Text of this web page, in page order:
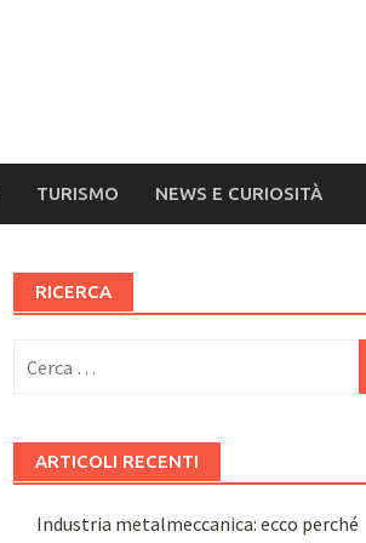
TURISMO NEWS E CURIOSITÀ
RICERCA
per:
ARTICOLI RECENTI
Industria metalmeccanica: ecco perché